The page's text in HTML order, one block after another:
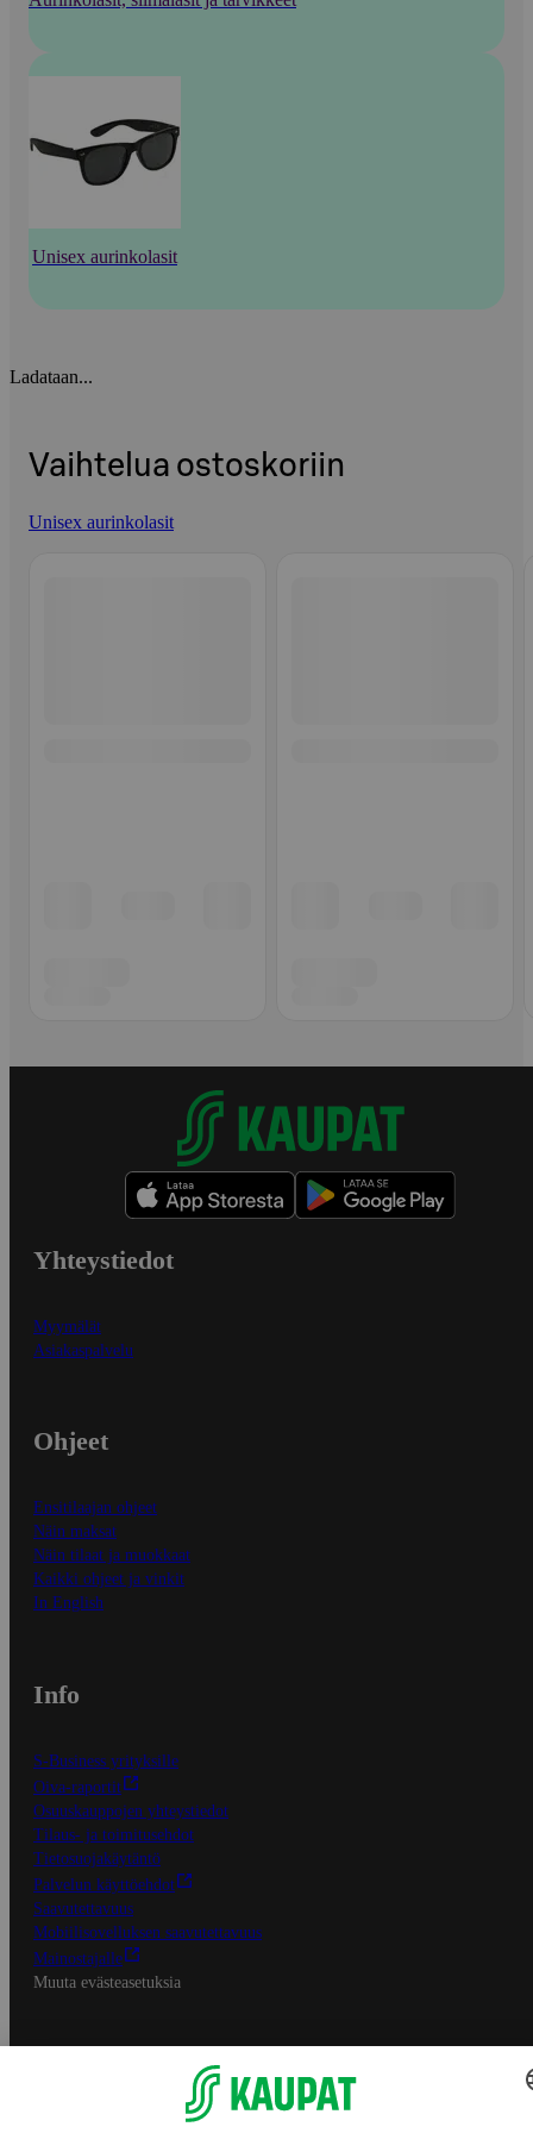
Unisex aurinkolasit
Ladataan...
Vaihtelua ostoskoriin
Unisex aurinkolasit
Yhteystiedot
Myymälät
Asiakaspalvelu
Ohjeet
Ensitilaajan ohjeet
Näin maksat
Näin tilaat ja muokkaat
Kaikki ohjeet ja vinkit
In English
Info
S-Business yrityksille
Oiva-raportit
Osuuskauppojen yhteystiedot
Tilaus- ja toimitusehdot
Tietosuojakäytäntö
Palvelun käyttöehdot
Saavutettavuus
Mobiilisovelluksen saavutettavuus
Mainostajalle
Muuta evästeasetuksia
S-ryhmän palvelut